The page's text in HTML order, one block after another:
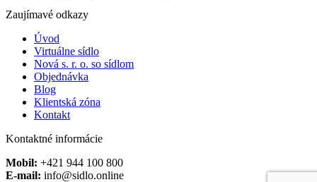
Zaujímavé odkazy
Úvod
Virtuálne sídlo
Nová s. r. o. so sídlom
Objednávka
Blog
Klientská zóna
Kontakt
Kontaktné informácie
Mobil: +421 944 100 800
E-mail: info@sidlo.online